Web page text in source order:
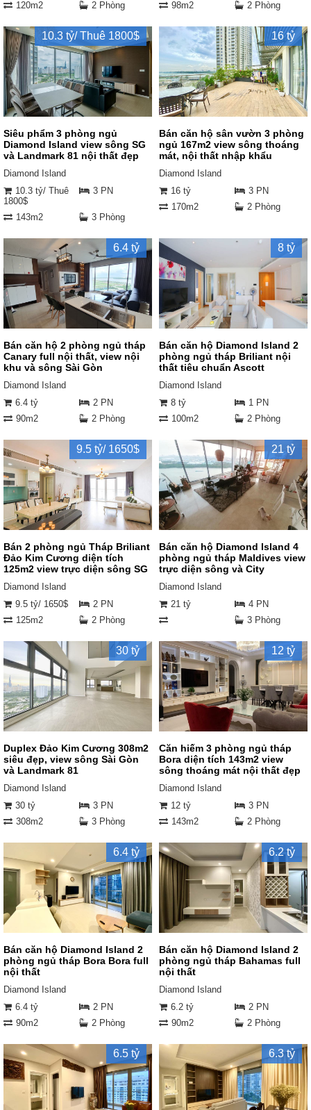
120m2 2 Phòng 98m2 2 Phòng
10.3 tỷ/ Thuê 1800$
Siêu phẩm 3 phòng ngủ
Diamond Island view sông SG
và Landmark 81 nội thất đẹp
Diamond Island
10.3 tỷ/ Thuê
1800$
3 PN
143m2 3 Phòng
16 tỷ
Bán căn hộ sân vườn 3 phòng
ngủ 167m2 view sông thoáng
mát, nội thất nhập khẩu
Diamond Island
16 tỷ
3 PN
170m2
2 Phòng
6.4 tỷ
Bán căn hộ 2 phòng ngủ tháp
Canary full nội thất, view nội
khu và sông Sài Gòn
Diamond Island
6.4 tỷ
2 PN
90m2
2 Phòng
8 tỷ
Bán căn hộ Diamond Island 2
phòng ngủ tháp Briliant nội
thất tiêu chuẩn Ascott
Diamond Island
8 tỷ
1 PN
100m2
2 Phòng
9.5 tỷ/ 1650$
Bán 2 phòng ngủ Tháp Briliant
Đảo Kim Cương diện tích
125m2 view trực diện sông SG
Diamond Island
9.5 tỷ/ 1650$
2 PN
125m2
2 Phòng
21 tỷ
Bán căn hộ Diamond Island 4
phòng ngủ tháp Maldives view
trực diện sông và City
Diamond Island
21 tỷ
4 PN
3 Phòng
30 tỷ
Duplex Đảo Kim Cương 308m2
siêu đẹp, view sông Sài Gòn
và Landmark 81
Diamond Island
30 tỷ
3 PN
308m2
3 Phòng
12 tỷ
Căn hiếm 3 phòng ngủ tháp
Bora diện tích 143m2 view
sông thoáng mát nội thất đẹp
Diamond Island
12 tỷ
3 PN
143m2
2 Phòng
6.4 tỷ
Bán căn hộ Diamond Island 2
phòng ngủ tháp Bora Bora full
nội thất
Diamond Island
6.4 tỷ
2 PN
90m2
2 Phòng
6.2 tỷ
Bán căn hộ Diamond Island 2
phòng ngủ tháp Bahamas full
nội thất
Diamond Island
6.2 tỷ
2 PN
90m2
2 Phòng
6.5 tỷ 6.3 tỷ